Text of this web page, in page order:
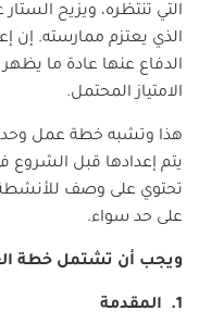
التي تنتظره، ويزيح
الذي يعتزم ممارسته. إن
الدفاع عنها عادة ما
الامتياز المحتمل.
هذا وتشبه خطة عمل وحدة
يتم إعدادها قبل الشروع
تحتوي على وصف للأنشطة
على حد سواء.
ويجب أن تشتمل خطة
1. المقدمة